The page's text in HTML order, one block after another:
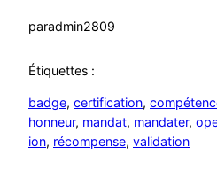
paradmin2809
Étiquettes :
badge, certification,
honneur, mandat, mandater,
ion, récompense, validation